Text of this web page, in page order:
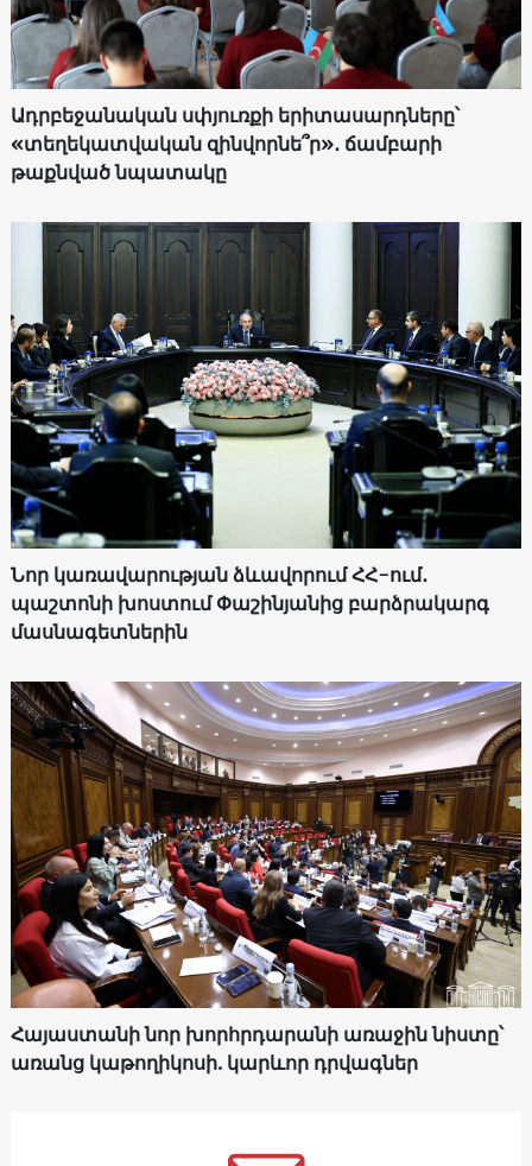
Ադրբեջանական սփյուռքի երիտասարդները՝
«տեղեկատվական զինվորնե՞ր»․ ճամբարի
թաքնված նպատակը
Նոր կառավարության ձևավորում ՀՀ-ում․
պաշտոնի խոստում Փաշինյանից բարձրակարգ
մասնագետներին
Հայաստանի նոր խորհրդարանի առաջին նիստը՝
առանց կաթողիկոսի. կարևոր դրվագներ